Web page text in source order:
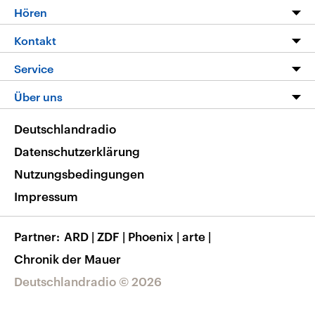
Programm
Die Nachrichten
Nachrichtenleicht
Neue Beiträge auf dlf.de
Hören
Livestream
Podcasts
Deutschlandfunk App
Nachrichten App
Frequenzen
Kontakt
Hörerservice
Service
FAQ
Veranstaltungen
Musikliste
RSS
Über uns
Barrierefreiheit
Deutschlandradio © 2026
Deutschlandradio
Datenschutzerklärung
Nutzungsbedingungen
Impressum
Partner ARD | ZDF | Phoenix | arte |
Chronik der Mauer